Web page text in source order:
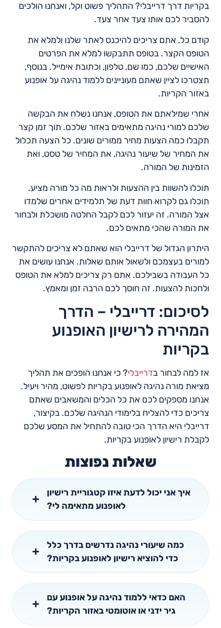
בקריות דרך דרייבלי? התהליך פשוט וקל, ואנחנו הולכים
להסביר לכם אותו צעד אחר צעד.
קודם כל, אתם צריכים להיכנס לאתר שלנו ולמלא את
הטופס הקצר. בטופס תתבקשו למלא את הפרטים
האישיים שלכם, כמו שם, טלפון, וכתובת אימייל. בנוסף,
תצטרכו לציין שאתם מעוניינים ללמוד נהיגה על אופנוע
באזור הקריות.
אחרי שמילאתם את הטופס, אנחנו נשלח את הבקשה
שלכם למורי נהיגה מתאימים באזור שלכם. תוך זמן קצר
תקבלו כמה הצעות מחיר ממורים שונים. כל הצעה תכלול
את המחיר של שיעור נהיגה, את המחיר של טסט, ואת
הזמינות של המורה.
תוכלו להשוות בין ההצעות ולראות מה כל מורה מציע.
תוכלו גם לקרוא חוות דעת של תלמידים אחרים שלמדו
אצל המורה. זה יעזור לכם לקבל החלטה מושכלת ולבחור
את המורה שהכי מתאים לכם.
היתרון הגדול של דרייבלי הוא שאתם לא צריכים להתקשר
למורים בעצמכם ולשאול אותם שאלות. אנחנו עושים את
כל העבודה בשבילכם. אתם רק צריכים למלא את הטופס
ולחכות להצעות. זה חוסך לכם הרבה זמן ומאמץ.
לסיכום: דרייבלי – הדרך
המהירה לרישיון האופנוע
בקריות
אז למה לבחור בדרייבלי? כי אנחנו הופכים את תהליך
מציאת מורה נהיגה לאופנוע בקריות לפשוט, מהיר ויעיל.
אנחנו מספקים לכם את כל הכלים והמשאבים שאתם
צריכים כדי להצליח בלימודי הנהיגה שלכם. בקיצור,
דרייבלי היא הדרך הכי טובה להתחיל את המסע שלכם
לקבלת רישיון לאופנוע בקריות.
שאלות נפוצות
איך אני יכול לדעת איזו קטגוריית רישיון
לאופנוע מתאימה לי?
כמה שיעורי נהיגה נדרשים בדרך כלל
כדי להוציא רישיון לאופנוע בקריות?
האם כדאי ללמוד נהיגה על אופנוע עם
גיר ידני או אוטומטי באזור הקריות?